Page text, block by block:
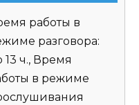
работы в
разговора:
13 ч., Время
в режиме